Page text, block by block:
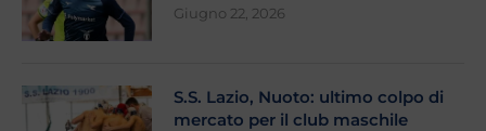
Giugno 22, 2026
S.S. Lazio, Nuoto: ultimo colpo di
mercato per il club maschile